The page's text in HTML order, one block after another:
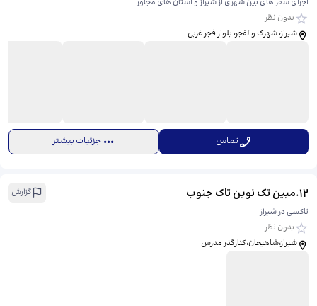
اجرای سفر های بین شهری از شیراز و استان های مجاور
بدون نظر
شیراز، شهرک والفجر، بلوار فجر غربی
تماس جزئیات بیشتر
12
.مبین تک نوین تاک جنوب
گزارش
تاکسی در شیراز
بدون نظر
شیراز،شاهیجان،کنارگذر مدرس